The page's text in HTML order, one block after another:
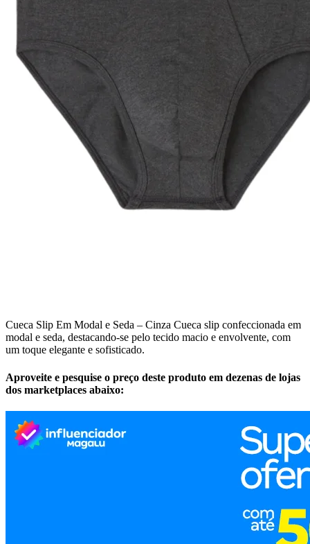
Cueca Slip Em Modal e Seda – Cinza Cueca slip confeccionada em
modal e seda, destacando-se pelo tecido macio e envolvente, com
um toque elegante e sofisticado.
Aproveite e pesquise o preço deste produto em dezenas de lojas
dos marketplaces abaixo: